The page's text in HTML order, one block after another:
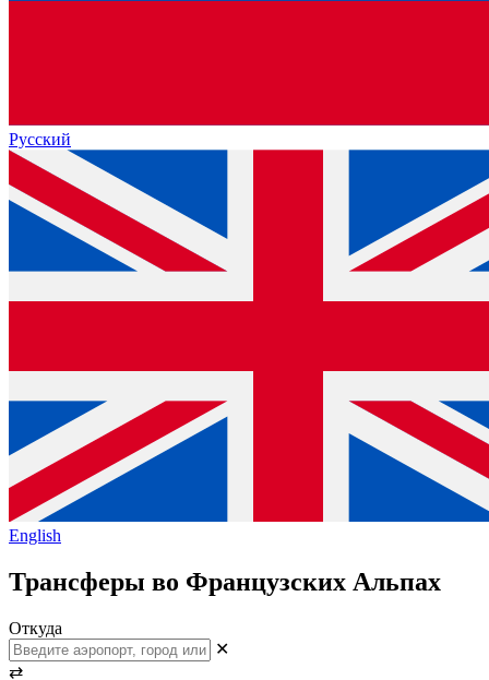
Русский
English
Трансферы во Французских Альпах
Откуда
✕
⇄